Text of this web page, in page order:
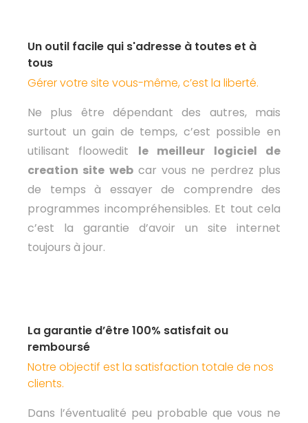
Un outil facile qui s'adresse à toutes et à
tous
Gérer votre site vous-même, c’est la liberté.
Ne plus être dépendant des autres, mais
surtout un gain de temps, c’est possible en
utilisant floowedit le meilleur logiciel de
creation site webcar vous ne perdrez plus
de temps à essayer de comprendre des
programmes incompréhensibles. Et tout cela
c’est la garantie d’avoir un site internet
toujours à jour.
La garantie d’être 100% satisfait ou
remboursé
Notre objectif est la satisfaction totale de nos
clients.
Dans l’éventualité peu probable que vous ne